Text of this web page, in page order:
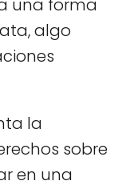
una forma
algo
la
sobre
en una